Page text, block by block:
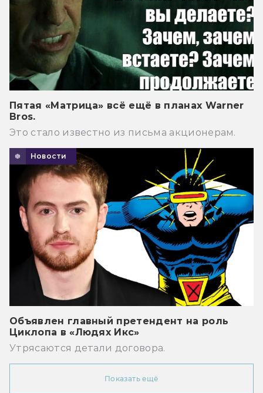
Пятая «Матрица» всё ещё в планах Warner
Bros.
Это стало известно из письма акционерам.
Новости
Объявлен главный претендент на роль
Циклопа в «Людях Икс»
Утрясаются детали договора.
Показать ещё